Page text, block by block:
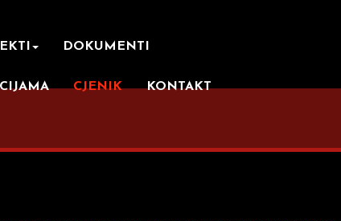
DOKUMENTI
CJENIK KONTAKT